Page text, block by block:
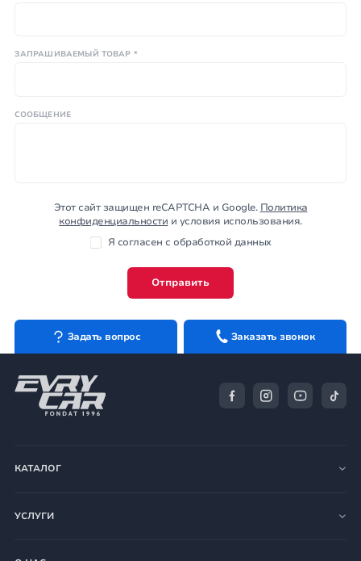
ЗАПРАШИВАЕМЫЙ ТОВАР *
СООБЩЕНИЕ
Этот сайт защищен reCAPTCHA и Google. Политика
конфиденциальности и условия использования.
Я согласен с обработкой данных
Отправить
Задать вопрос Заказать звонок
КАТАЛОГ
УСЛУГИ